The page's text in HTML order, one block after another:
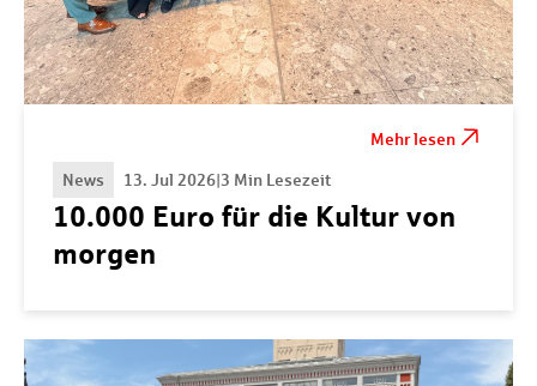
Mehr lesen
News
13. Jul 2026|3 Min Lesezeit
10.000 Euro für die Kultur von
morgen